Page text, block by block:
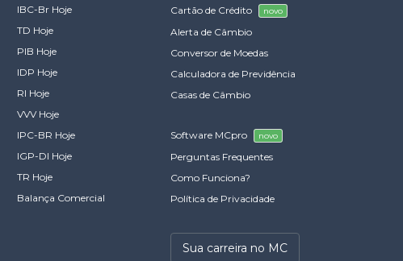
IBC-Br Hoje
TD Hoje
PIB Hoje
IDP Hoje
RI Hoje
VVV Hoje
IPC-BR Hoje
IGP-DI Hoje
TR Hoje
Balança Comercial
Cartão de Crédito novo
Alerta de Câmbio
Conversor de Moedas
Calculadora de Previdência
Casas de Câmbio
Software MCpro novo
Perguntas Frequentes
Como Funciona?
Política de Privacidade
Sua carreira no MC